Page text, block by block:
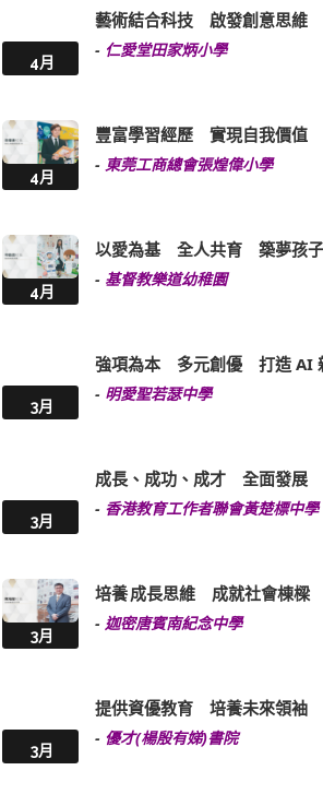
4月
藝術結合科技 啟發創意思維
- 仁愛堂田家炳小學
4月
豐富學習經歷 實現自我價值
- 東莞工商總會張煌偉小學
4月
以愛為基 全人共育 築夢孩
- 基督教樂道幼稚園
3月
強項為本 多元創優 打造 AI
- 明愛聖若瑟中學
3月
成長、成功、成才 全面發展
- 香港教育工作者聯會黃楚標中學
3月
培養 成長思維 成就社會棟樑
- 迦密唐賓南紀念中學
3月
提供資優教育 培養未來領袖
- 優才(楊殷有娣)書院